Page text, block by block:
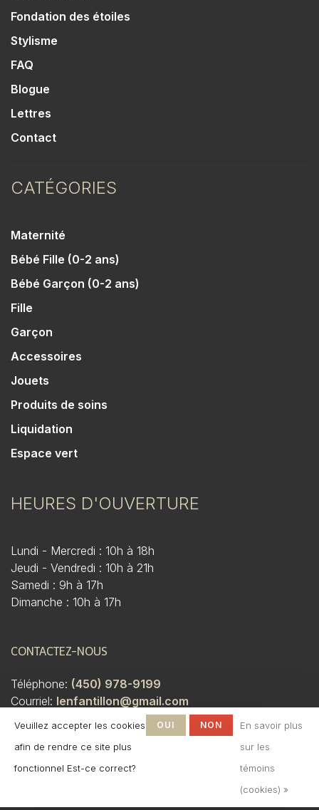
Fondation des étoiles
Stylisme
FAQ
Blogue
Lettres
Contact
CATÉGORIES
Maternité
Bébé Fille (0-2 ans)
Bébé Garçon (0-2 ans)
Fille
Garçon
Accessoires
Jouets
Produits de soins
Liquidation
Espace vert
HEURES D'OUVERTURE
Lundi - Mercredi : 10h à 18h
Jeudi - Vendredi : 10h à 21h
Samedi : 9h à 17h
Dimanche : 10h à 17h
CONTACTEZ-NOUS
Téléphone: (450) 978-9199
Courriel: lenfantillon@gmail.com
3228 Boulevard Saint-Martin O. Laval, QC
Veuillez accepter les cookies
afin de rendre ce site plus
fonctionnel Est-ce correct?
OUI NON
En savoir plus
sur les
témoins
(cookies) »